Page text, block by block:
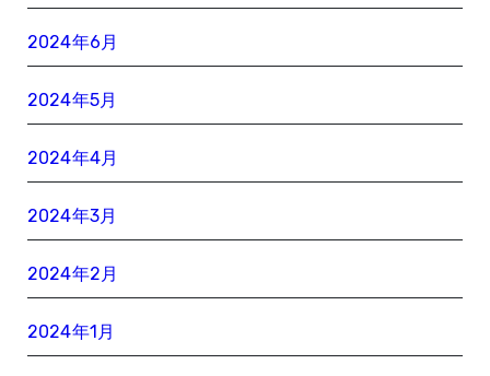
2024年6月
2024年5月
2024年4月
2024年3月
2024年2月
2024年1月